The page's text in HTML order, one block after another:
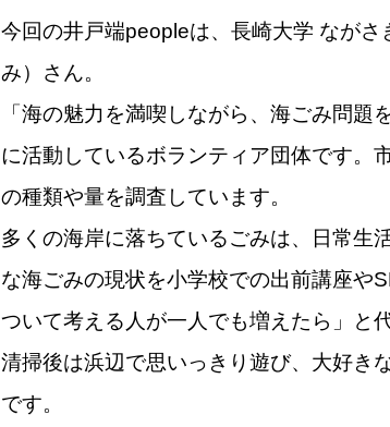
今回の井戸端peopleは、長崎大学 ながさ
み）さん。
「海の魅力を満喫しながら、海ごみ問
に活動しているボランティア団体です。
の種類や量を調査しています。
多くの海岸に落ちているごみは、日常生
な海ごみの現状を小学校での出前講座や
ついて考える人が一人でも増えたら」と
清掃後は浜辺で思いっきり遊び、大好き
です。